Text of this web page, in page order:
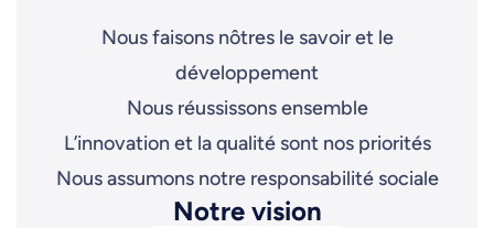
Nous faisons nôtres le savoir et le
développement
Nous réussissons ensemble
L’innovation et la qualité sont nos priorités
Nous assumons notre responsabilité sociale
Notre vision